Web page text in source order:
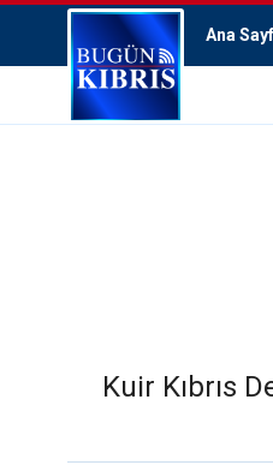
Ana
Kuir Kıbrıs